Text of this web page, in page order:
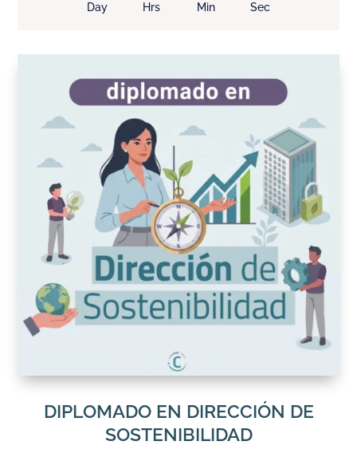
Day Hrs Min Sec
DIPLOMADO EN DIRECCIÓN DE
SOSTENIBILIDAD